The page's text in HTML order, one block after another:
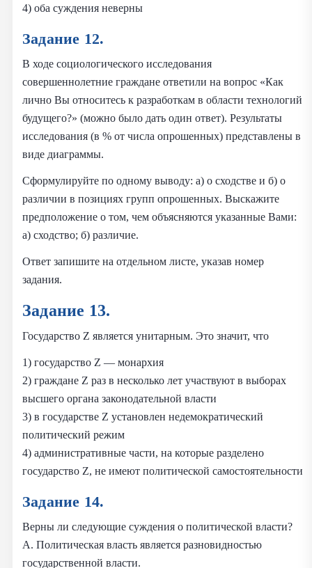
4) оба суждения неверны
Задание 12.
В ходе социологического исследования
совершеннолетние граждане ответили на вопрос «Как
лично Вы относитесь к разработкам в области технологий
будущего?» (можно было дать один ответ). Результаты
исследования (в % от числа опрошенных) представлены в
виде диаграммы.
Сформулируйте по одному выводу: а) о сходстве и б) о
различии в позициях групп опрошенных. Выскажите
предположение о том, чем объясняются указанные Вами:
а) сходство; б) различие.
Ответ запишите на отдельном листе, указав номер
задания.
Задание 13.
Государство Z является унитарным. Это значит, что
1) государство Z — монархия
2) граждане Z раз в несколько лет участвуют в выборах
высшего органа законодательной власти
3) в государстве Z установлен недемократический
политический режим
4) административные части, на которые разделено
государство Z, не имеют политической самостоятельности
Задание 14.
Верны ли следующие суждения о политической власти?
А. Политическая власть является разновидностью
государственной власти.